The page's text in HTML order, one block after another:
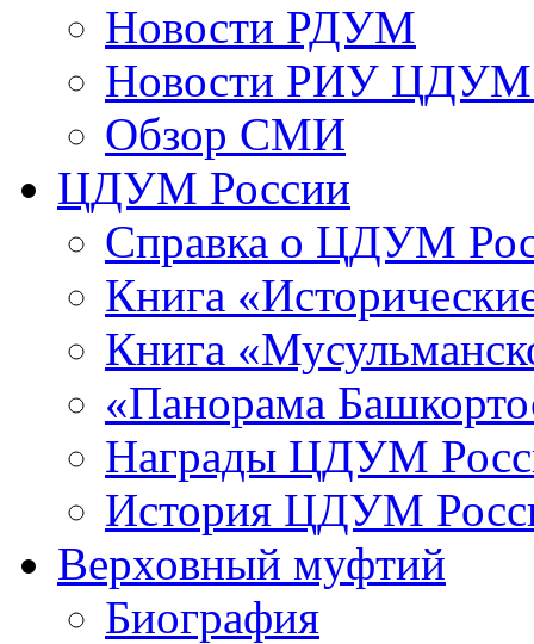
Новости РДУМ
Новости РИУ ЦДУМ
Обзор СМИ
ЦДУМ России
Справка о ЦДУМ
Книга
Книга
«Панорама
Награды ЦДУМ
История ЦДУМ
Верховный муфтий
Биография